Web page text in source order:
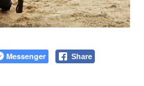
Messenger Share